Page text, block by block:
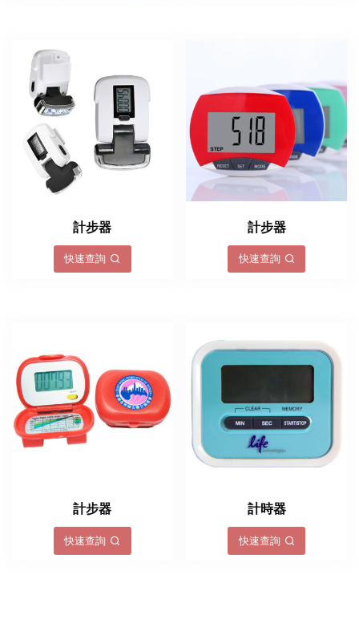
計步器
快速查詢
計步器
快速查詢
計步器
快速查詢
計時器
快速查詢